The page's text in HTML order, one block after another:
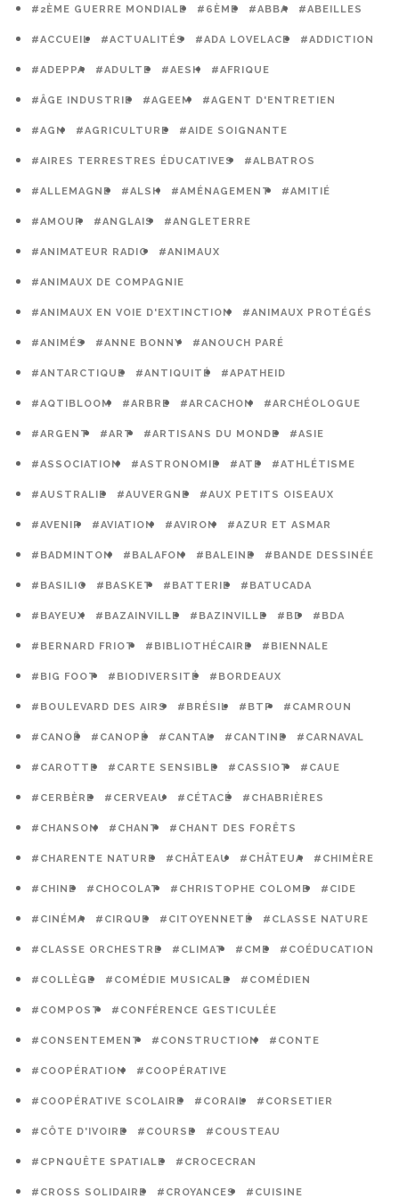
#2ÈME GUERRE MONDIALE #6ÈME #ABBA #ABEILLES
#ACCUEIL #ACTUALITÉS #ADA LOVELACE #ADDICTION
#ADEPPA #ADULTE #AESH #AFRIQUE
#ÂGE INDUSTRIE #AGEEM #AGENT D'ENTRETIEN
#AGN #AGRICULTURE #AIDE SOIGNANTE
#AIRES TERRESTRES ÉDUCATIVES #ALBATROS
#ALLEMAGNE #ALSH #AMÉNAGEMENT #AMITIÉ
#AMOUR #ANGLAIS #ANGLETERRE
#ANIMATEUR RADIO #ANIMAUX
#ANIMAUX DE COMPAGNIE
#ANIMAUX EN VOIE D'EXTINCTION #ANIMAUX PROTÉGÉS
#ANIMÉS #ANNE BONNY #ANOUCH PARÉ
#ANTARCTIQUE #ANTIQUITÉ #APATHEID
#AQTIBLOOM #ARBRE #ARCACHON #ARCHÉOLOGUE
#ARGENT #ART #ARTISANS DU MONDE #ASIE
#ASSOCIATION #ASTRONOMIE #ATE #ATHLÉTISME
#AUSTRALIE #AUVERGNE #AUX PETITS OISEAUX
#AVENIR #AVIATION #AVIRON #AZUR ET ASMAR
#BADMINTON #BALAFON #BALEINE #BANDE DESSINÉE
#BASILIC #BASKET #BATTERIE #BATUCADA
#BAYEUX #BAZAINVILLE #BAZINVILLE #BD #BDA
#BERNARD FRIOT #BIBLIOTHÉCAIRE #BIENNALE
#BIG FOOT #BIODIVERSITÉ #BORDEAUX
#BOULEVARD DES AIRS #BRÉSIL #BTP #CAMROUN
#CANOË #CANOPÉ #CANTAL #CANTINE #CARNAVAL
#CAROTTE #CARTE SENSIBLE #CASSIOT #CAUE
#CERBÈRE #CERVEAU #CÉTACÉ #CHABRIÈRES
#CHANSON #CHANT #CHANT DES FORÊTS
#CHARENTE NATURE #CHÂTEAU #CHÂTEUA #CHIMÈRE
#CHINE #CHOCOLAT #CHRISTOPHE COLOMB #CIDE
#CINÉMA #CIRQUE #CITOYENNETÉ #CLASSE NATURE
#CLASSE ORCHESTRE #CLIMAT #CME #COÉDUCATION
#COLLÈGE #COMÉDIE MUSICALE #COMÉDIEN
#COMPOST #CONFÉRENCE GESTICULÉE
#CONSENTEMENT #CONSTRUCTION #CONTE
#COOPÉRATION #COOPÉRATIVE
#COOPÉRATIVE SCOLAIRE #CORAIL #CORSETIER
#CÔTE D'IVOIRE #COURSE #COUSTEAU
#CPNQUÊTE SPATIALE #CROCECRAN
#CROSS SOLIDAIRE #CROYANCES #CUISINE